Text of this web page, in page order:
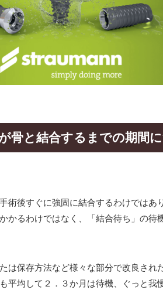
骨と結合するまでの期間に
術後すぐに強固に結合するわけではあ
るわけではなく、「結合待ち」の待
は保存方法など様々な部分で改良され
均して２．３か月は待機、ぐっと我